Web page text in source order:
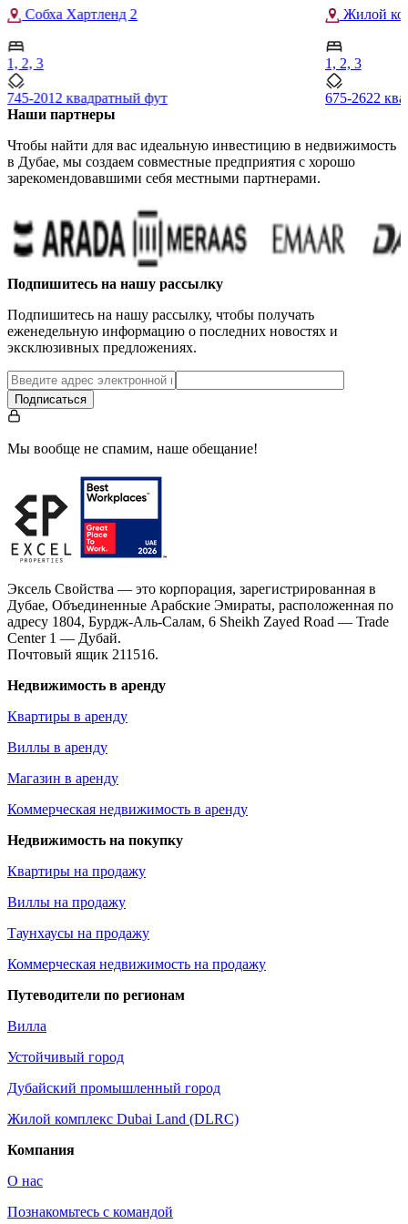
Собха Хартленд 2
1, 2, 3
745-2012 квадратный фут
Жилой
1, 2, 3
675-2622
Наши партнеры
Чтобы найти для вас идеальную инвестицию в недвижимость
в Дубае, мы создаем совместные предприятия с хорошо
зарекомендовавшими себя местными партнерами.
Подпишитесь на нашу рассылку
Подпишитесь на нашу рассылку, чтобы получать
еженедельную информацию о последних новостях и
эксклюзивных предложениях.
Подписаться
Мы вообще не спамим, наше обещание!
Эксель Свойства — это корпорация, зарегистрированная в
Дубае, Объединенные Арабские Эмираты, расположенная по
адресу 1804, Бурдж-Аль-Салам, 6 Sheikh Zayed Road — Trade
Center 1 — Дубай.
Почтовый ящик 211516.
Недвижимость в аренду
Квартиры в аренду
Виллы в аренду
Магазин в аренду
Коммерческая недвижимость в аренду
Недвижимость на покупку
Квартиры на продажу
Виллы на продажу
Таунхаусы на продажу
Коммерческая недвижимость на продажу
Путеводители по регионам
Вилла
Устойчивый город
Дубайский промышленный город
Жилой комплекс Dubai Land (DLRC)
Компания
О нас
Познакомьтесь с командой